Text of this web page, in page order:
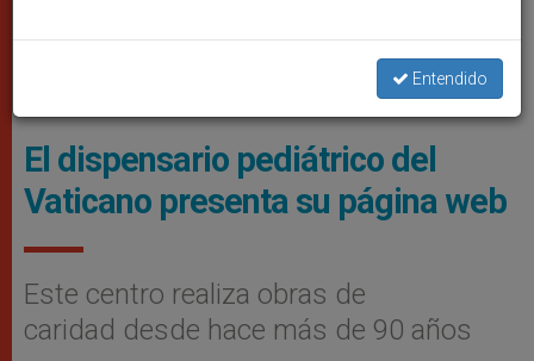
Foto De La Basílica De San Pedro Deste La Columnata Del Bernini
(WIKIMEDIA COMMONS)
El dispensario pediátrico del
Vaticano presenta su página web
Este centro realiza obras de
caridad desde hace más de 90 años
Entendido